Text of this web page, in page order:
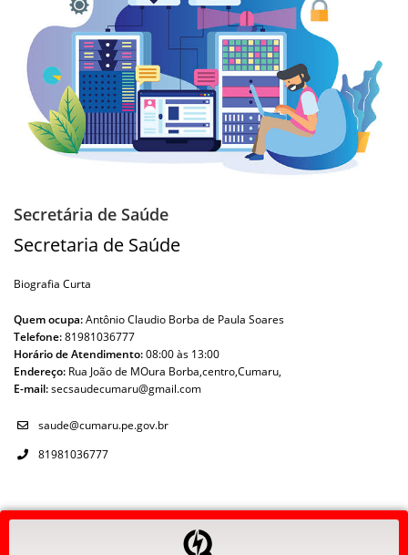
Secretária de Saúde
Secretaria de Saúde
Biografia Curta
Quem ocupa:Antônio Claudio Borba de Paula Soares
Telefone:81981036777
Horário de Atendimento:08:00 às 13:00
Endereço: Rua João de MOura Borba,centro,Cumaru,
E-mail:secsaudecumaru@gmail.com
saude@cumaru.pe.gov.br
81981036777